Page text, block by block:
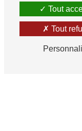
à
Tout
Tout